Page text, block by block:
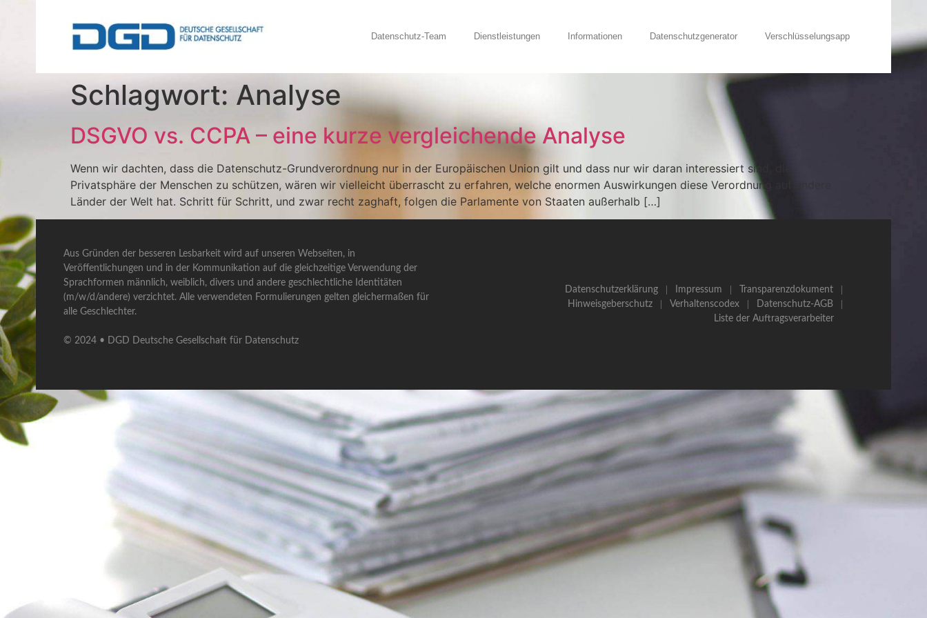
Datenschutz-Team Dienstleistungen Informationen Datenschutzgenerator Verschlüsselungsapp
Schlagwort: Analyse
DSGVO vs. CCPA – eine kurze vergleichende Analyse
Wenn wir dachten, dass die Datenschutz-Grundverordnung nur in der Europäischen Union gilt und dass nur wir daran interessiert sind, die
Privatsphäre der Menschen zu schützen, wären wir vielleicht überrascht zu erfahren, welche enormen Auswirkungen diese Verordnung auf andere
Länder der Welt hat. Schritt für Schritt, und zwar recht zaghaft, folgen die Parlamente von Staaten außerhalb […]
Aus Gründen der besseren Lesbarkeit wird auf unseren Webseiten, in
Veröffentlichungen und in der Kommunikation auf die gleichzeitige Verwendung der
Sprachformen männlich, weiblich, divers und andere geschlechtliche Identitäten
(m/w/d/andere) verzichtet. Alle verwendeten Formulierungen gelten gleichermaßen für
alle Geschlechter.
© 2024 • DGD Deutsche Gesellschaft für Datenschutz
Datenschutzerklärung Impressum
Transparenzdokument
Hinweisgeberschutz
Verhaltenscodex
Datenschutz-AGB
Liste der Auftragsverarbeiter